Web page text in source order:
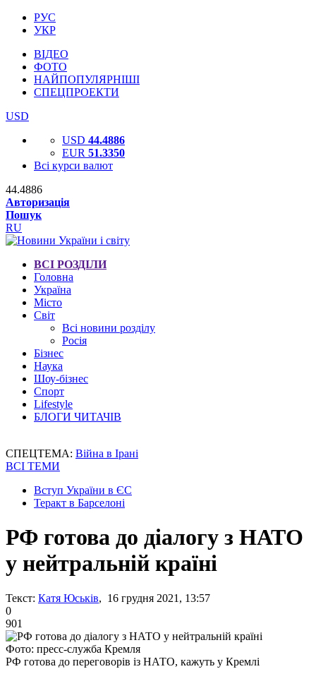
РУС
УКР
ВІДЕО
ФОТО
НАЙПОПУЛЯРНІШІ
СПЕЦПРОЕКТИ
USD
USD 44.4886
EUR 51.3350
Всі курси валют
44.4886
Авторизація
Пошук
RU
ВСІ РОЗДІЛИ
Головна
Україна
Місто
Світ
Всі новини розділу
Росія
Бізнес
Наука
Шоу-бізнес
Спорт
Lifestyle
БЛОГИ ЧИТАЧІВ
СПЕЦТЕМА: Війна в Ірані
ВСІ ТЕМИ
Вступ України в ЄС
Теракт в Барселоні
РФ готова до діалогу з НАТО
у нейтральній країні
Текст: Катя Юськів, 16 грудня 2021, 13:57
0
901
Фото: пресс-служба Кремля
РФ готова до переговорів із НАТО, кажуть у Кремлі